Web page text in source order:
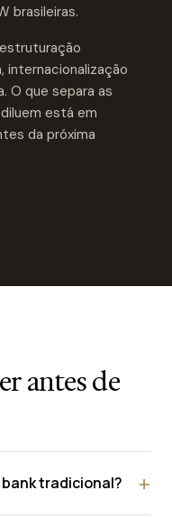
brasileiras.
internacionalização
O que separa as
está em
da próxima
antes de
bank tradicional?